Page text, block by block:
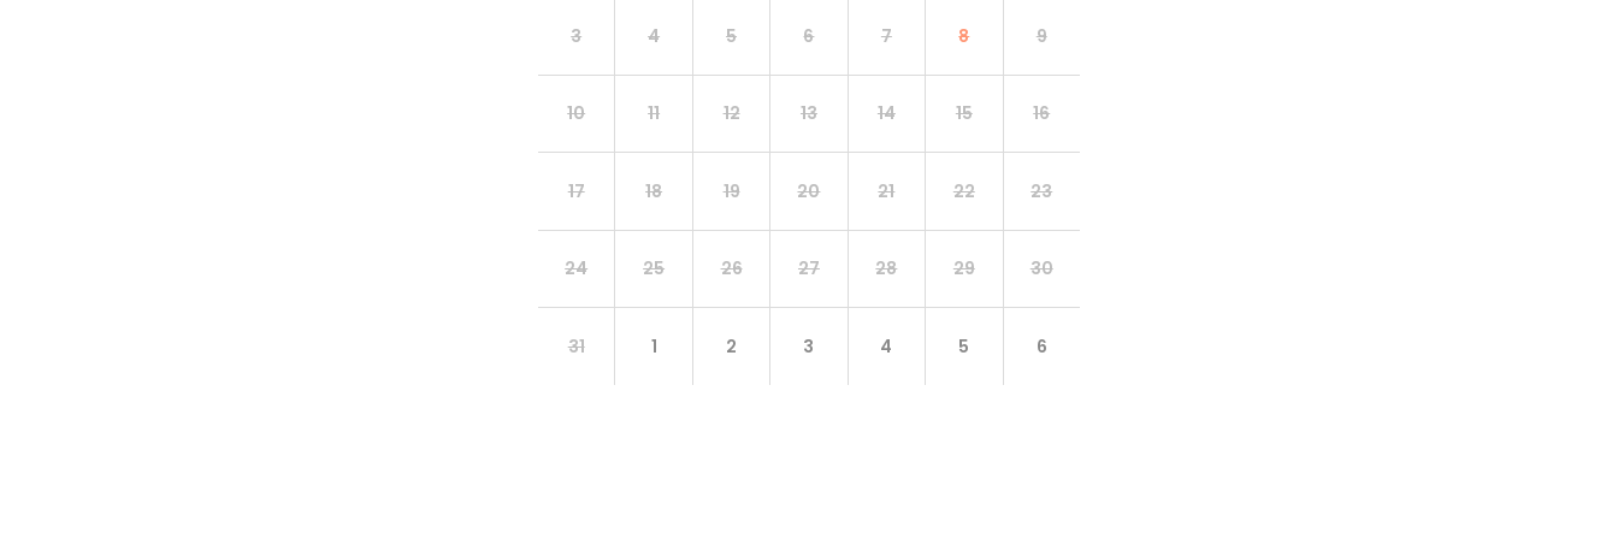
3 4 5 6 7 8 9
10 11 12 13 14 15 16
17 18 19 20 21 22 23
24 25 26 27 28 29 30
31 1 2 3 4 5 6